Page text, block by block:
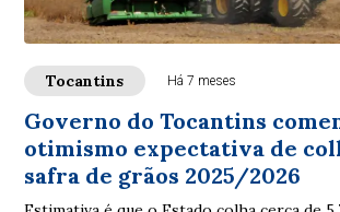
Tocantins Há 7 meses
Governo do Tocantins
otimismo expectativa de
safra de grãos 2025/2026